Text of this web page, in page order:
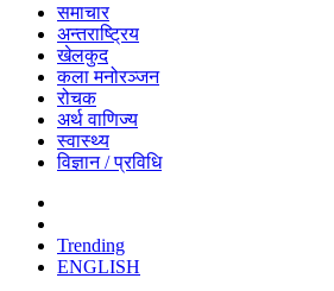
समाचार
अन्तराष्ट्रिय
खेलकुद
कला मनोरञ्जन
रोचक
अर्थ वाणिज्य
स्वास्थ्य
विज्ञान / प्रविधि
Trending
ENGLISH